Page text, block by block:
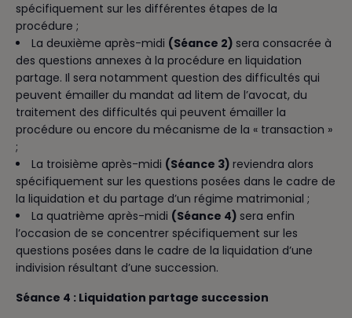
spécifiquement sur les différentes étapes de la
procédure ;
La deuxième après-midi (Séance 2) sera consacrée à
des questions annexes à la procédure en liquidation
partage. Il sera notamment question des difficultés qui
peuvent émailler du mandat ad litem de l’avocat, du
traitement des difficultés qui peuvent émailler la
procédure ou encore du mécanisme de la « transaction »
;
La troisième après-midi (Séance 3) reviendra alors
spécifiquement sur les questions posées dans le cadre de
la liquidation et du partage d’un régime matrimonial ;
La quatrième après-midi (Séance 4) sera enfin
l’occasion de se concentrer spécifiquement sur les
questions posées dans le cadre de la liquidation d’une
indivision résultant d’une succession.
Séance 4 : Liquidation partage succession